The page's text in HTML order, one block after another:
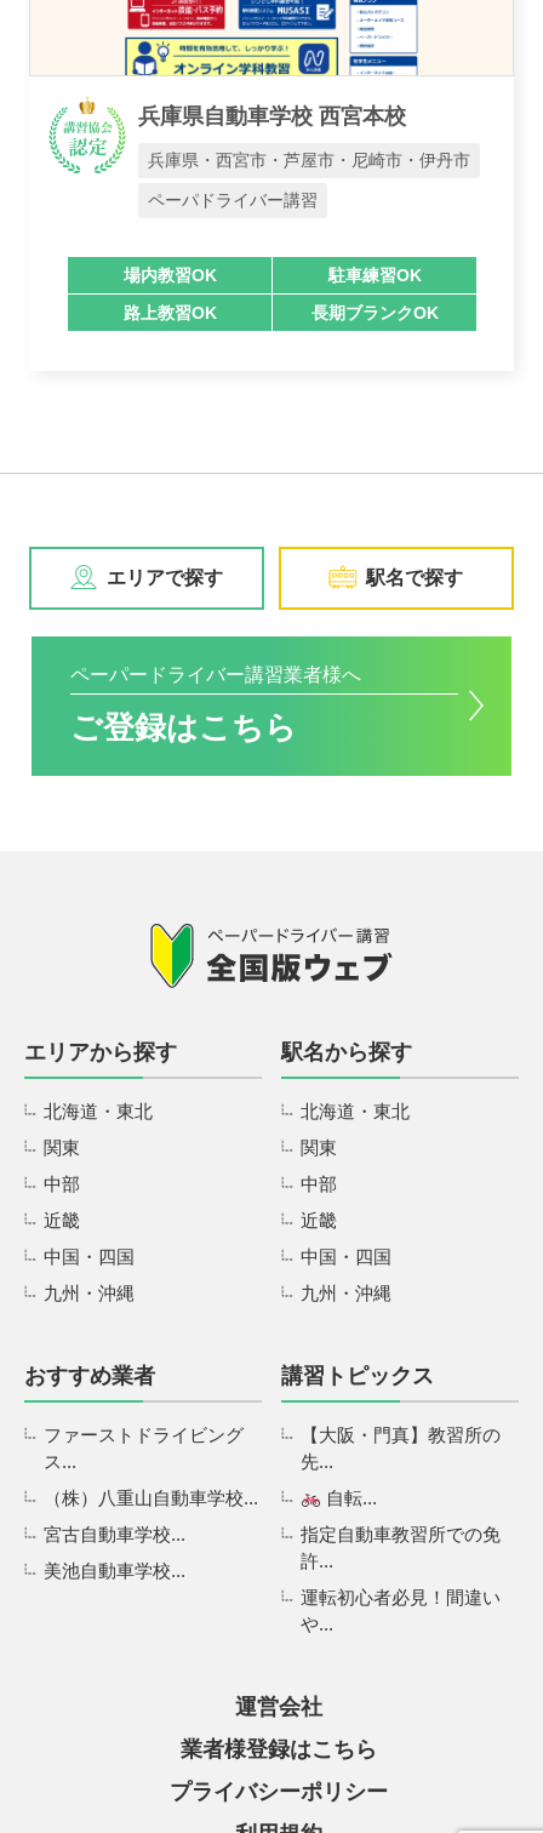
業者様登録はこちら
兵庫県自動車学校 西宮本校
兵庫県・西宮市・芦屋市・尼崎市・伊丹市
ペーパドライバー講習
場内教習OK
駐車練習OK
路上教習OK
長期ブランクOK
エリアで探す 駅名で探す
ペーパードライバー講習業者様へ
ご登録はこちら
エリアから探す
北海道・東北
関東
中部
近畿
中国・四国
九州・沖縄
駅名から探す
北海道・東北
関東
中部
近畿
中国・四国
九州・沖縄
おすすめ業者
ファーストドライビング
ス...
（株）八重山自動車学校...
宮古自動車学校...
美池自動車学校...
講習トピックス
【大阪・門真】教習所の
先...
自転...
指定自動車教習所での免
許...
運転初心者必見！間違い
や...
運営会社
業者様登録はこちら
プライバシーポリシー